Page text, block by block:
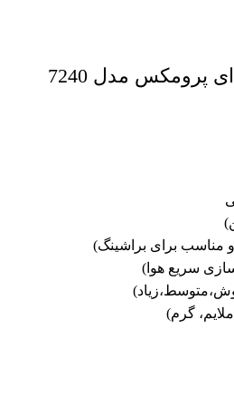
پرومکس مدل 7240
و مناسب برای براشینگ)
سریع هوا)